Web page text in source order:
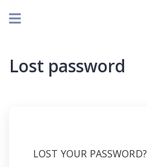
Lost password
LOST YOUR PASSWORD?